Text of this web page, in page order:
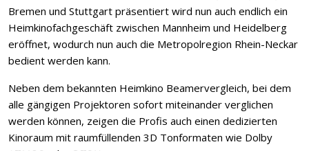
Bremen und Stuttgart präsentiert wird nun auch endlich ein
Heimkinofachgeschäft zwischen Mannheim und Heidelberg
eröffnet, wodurch nun auch die Metropolregion Rhein-Neckar
bedient werden kann.
Neben dem bekannten Heimkino Beamervergleich, bei dem
alle gängigen Projektoren sofort miteinander verglichen
werden können, zeigen die Profis auch einen dedizierten
Kinoraum mit raumfüllenden 3D Tonformaten wie Dolby